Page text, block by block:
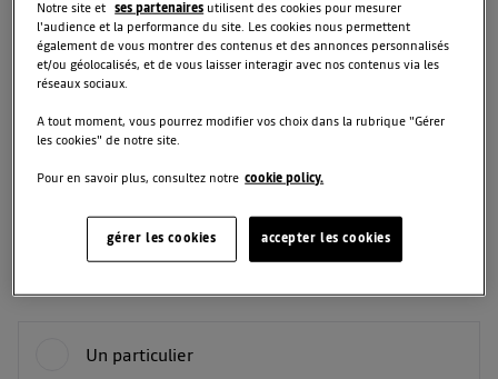
Nom
Un particulier
Notre site et ses partenaires utilisent des cookies pour mesurer
l'audience et la performance du site. Les cookies nous permettent
également de vous montrer des contenus et des annonces personnalisés
et/ou géolocalisés, et de vous laisser interagir avec nos contenus via les
réseaux sociaux.
A tout moment, vous pourrez modifier vos choix dans la rubrique "Gérer
les cookies" de notre site.
Pour en savoir plus, consultez notre cookie policy.
accepter les cookies
gérer les cookies